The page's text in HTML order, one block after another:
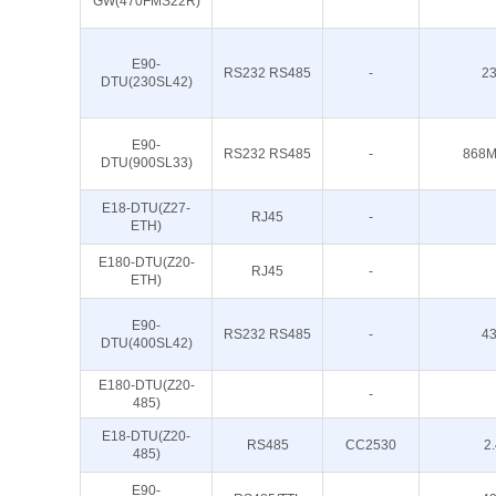
E90-
DTU(230SL42)
RS232 RS485 -
E90-
DTU(900SL33)
RS232 RS485 -
E18-DTU(Z27-
ETH)
RJ45 -
E180-DTU(Z20-
ETH)
RJ45 -
E90-
DTU(400SL42)
RS232 RS485 -
E180-DTU(Z20-
485)
-
E18-DTU(Z20-
485)
RS485 CC2530
E90-